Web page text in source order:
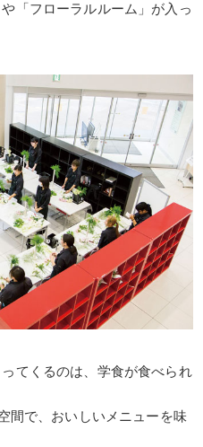
「フローラルルーム」が入っ
てくるのは、学食が食べられ
間で、おいしいメニューを味